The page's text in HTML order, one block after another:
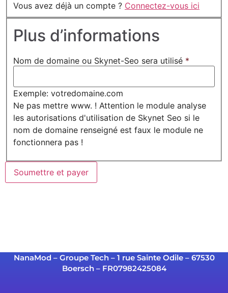
Vous avez déjà un compte ? Connectez-vous ici
Plus d’informations
Nom de domaine ou Skynet-Seo sera utilisé *
Exemple: votredomaine.com
Ne pas mettre www. ! Attention le module analyse
les autorisations d'utilisation de Skynet Seo si le
nom de domaine renseigné est faux le module ne
fonctionnera pas !
NanaMod – Groupe Tech – 1 rue Sainte Odile – 67530
Boersch – FR07982425084